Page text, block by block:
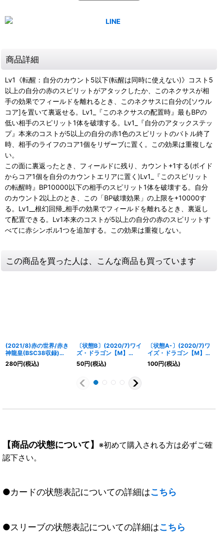
商品詳細
Lv1《転醒：自分のカウント5以下(転醒は同時に使えない)》コスト5
以上の自分の赤のスピリットがアタックしたか、このネクサスが相
手の効果でフィールドを離れるとき、このネクサスに自分の[ソウル
コア]を置いて裏返せる。Lv1_『このネクサスの配置時』最もBPの
低い相手のスピリット1体を破壊する。Lv1_『自分のアタックステッ
プ』本来のコストが5以上の自分の赤1色のスピリットのバトル終了
時、相手のライフのコア1個をリザーブに置く。この効果は重複しな
い。
この面に裏返ったとき、フィールドに残り、カウント+1する(ボイド
からコア1個を自分のカウントエリアに置く)Lv1_『このスピリット
の転醒時』BP10000以下の相手のスピリット1体を破壊する。自分
のカウント2以上のとき、この「BP破壊効果」の上限を+10000す
る。Lv1__根幻回帰_相手の効果でフィールドを離れるとき、裏返し
て配置できる。Lv1本来のコストが5以上の自分の赤のスピリットす
べてに赤シンボル1つを追加する。この効果は重複しない。
この商品を買った人は、こんな商品も買っています
(2021/8)赤の世界/赤き
神龍皇(BSC38収録)
【転醒X】{BS52-
TX01a/BS52-TX01b}
280円(税込)
〔状態B〕(2020/7)ワイ
ズ・ドラゴン【M】
{BS52-008}《赤》
50円(税込)
〔状態A-〕(2020/7)ワ
イズ・ドラゴン【M】
{BS52-008}《赤》
100円(税込)
【商品の状態について】 ※初めて購入される方は必ずご確
認下さい。
●カードの状態表記についての詳細はこちら
●スリーブの状態表記についての詳細はこちら